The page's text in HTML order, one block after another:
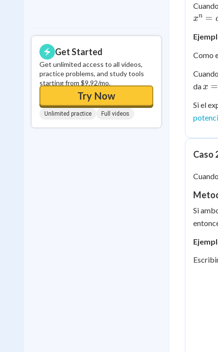
Get Started
Get unlimited access to all videos,
practice problems, and study tools
starting from $9.92/mo.
Try Now
Unlimited practice Full videos
xn =
Como
da x =
7
x =
Si el
Caso
Si